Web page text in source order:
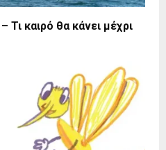
Τι καιρό θα κάνει μέχρι